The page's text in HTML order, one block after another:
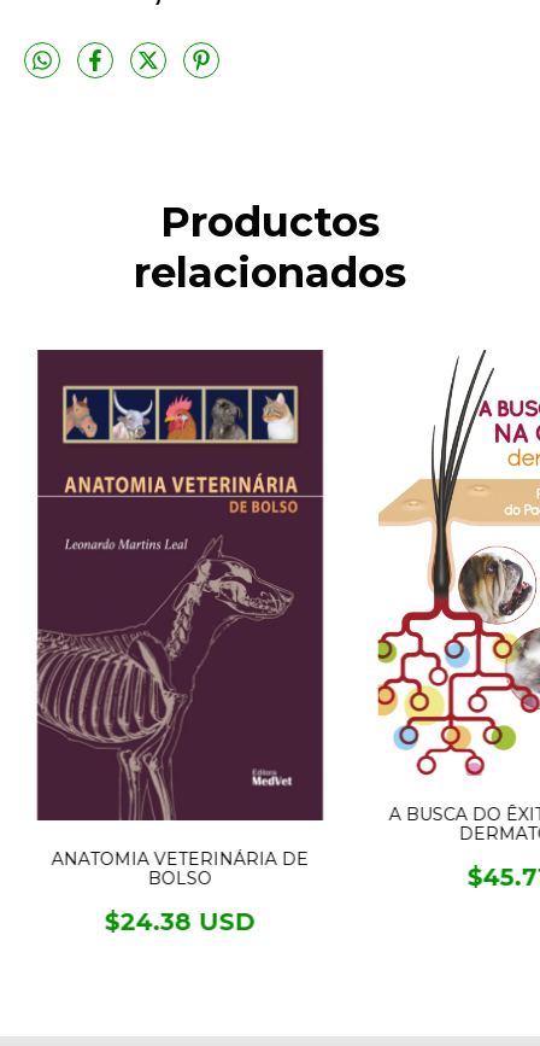
Productos
relacionados
ANATOMIA VETERINÁRIA DE
BOLSO
$24.38 USD
A BUSCA DO